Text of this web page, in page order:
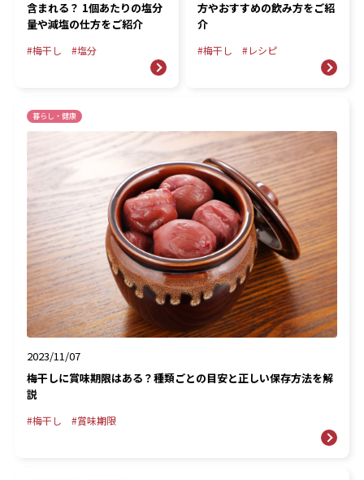
含まれる？ 1個あたりの塩分
量や減塩の仕方をご紹介
梅干し 塩分
方やおすすめの飲み方をご紹
介
梅干し レシピ
暮らし・健康
2023/11/07
梅干しに賞味期限はある？種類ごとの目安と正しい保存方法を解
説
梅干し 賞味期限